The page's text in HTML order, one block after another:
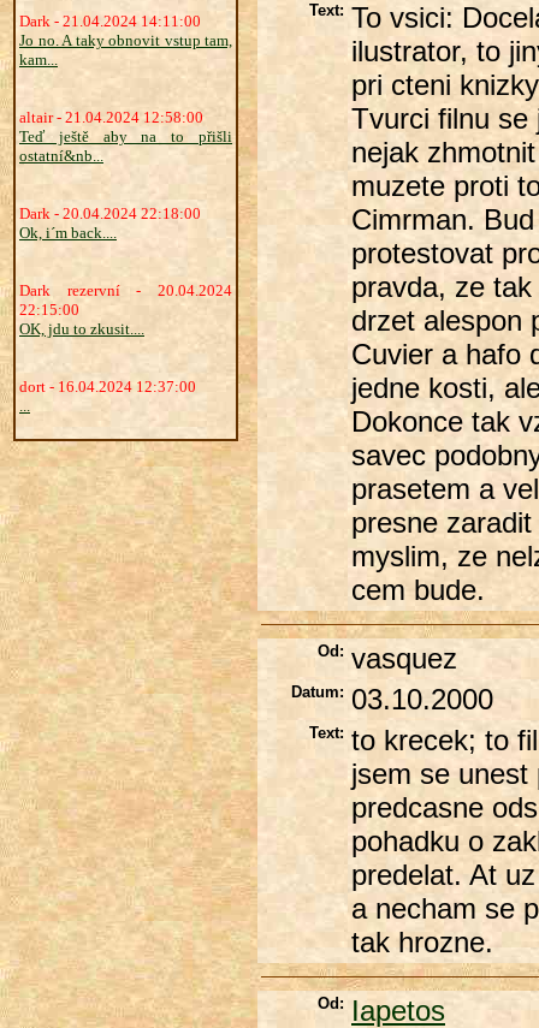
Dark - 21.04.2024 14:11:00
Jo no. A taky obnovit vstup tam,
kam...
altair - 21.04.2024 12:58:00
Teď ještě aby na to přišli
ostatní&nb...
Dark - 20.04.2024 22:18:00
Ok, i´m back....
Dark rezervní - 20.04.2024
22:15:00
OK, jdu to zkusit....
dort - 16.04.2024 12:37:00
...
Text: To vsici:
ilustrator, to
pri cteni
Tvurci filnu se
nejak
muzete proti
Cimrman.
protestovat
pravda, ze
drzet alespon
Cuvier a hafo
jedne kosti,
Dokonce tak
savec
prasetem a
presne
myslim, ze
cem bude.
Od: vasquez
Datum: 03.10.2000
Text: to krecek; to
jsem se unest
predcasne
pohadku o
predelat. At
a necham se
tak hrozne.
Od: Iapetos